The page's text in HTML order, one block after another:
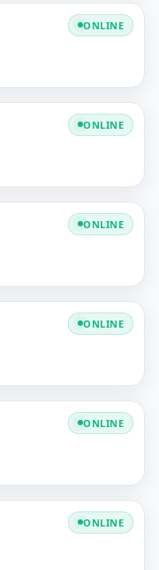
ONLINE
ONLINE
ONLINE
ONLINE
ONLINE
ONLINE